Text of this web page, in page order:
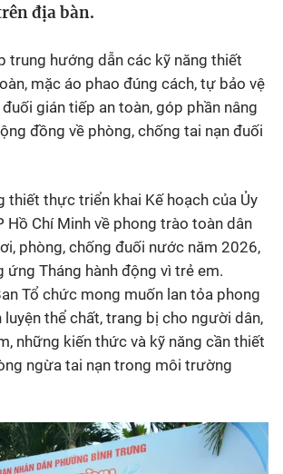
địa bàn.
trung hướng dẫn các kỹ năng thiết
mặc áo phao đúng cách, tự bảo vệ
gián tiếp an toàn, góp phần nâng
đồng về phòng, chống tai nạn đuối
thiết thực triển khai Kế hoạch của Ủy
Hồ Chí Minh về phong trào toàn dân
phòng, chống đuối nước năm 2026,
Tháng hành động vì trẻ em.
Tổ chức mong muốn lan tỏa phong
thể chất, trang bị cho người dân,
những kiến thức và kỹ năng cần thiết
ngừa tai nạn trong môi trường